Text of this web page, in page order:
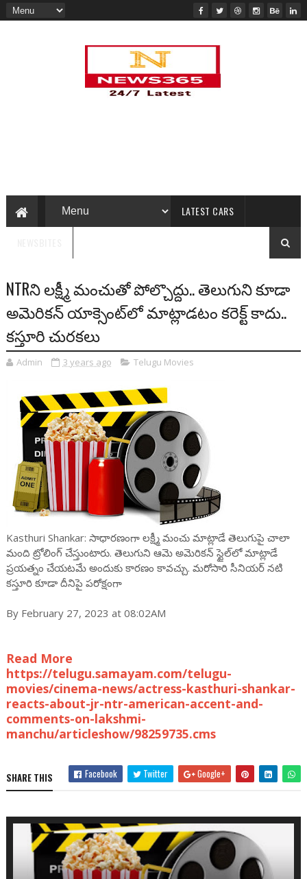
LATEST CARS
NTRని లక్ష్మీ మంచుతో పోల్చొద్దు.. తెలుగుని కూడా
అమెరికన్ యాక్సెంట్‌లో మాట్లాడ‌టం క‌రెక్ట్ కాదు..
క‌స్తూరి చుర‌క‌లు
Admin 3 years ago Telugu Movies
Kasthuri Shankar: సాధార‌ణంగా లక్ష్మీ మంచు మాట్లాడే తెలుగుపై చాలా
మంది ట్రోలింగ్ చేస్తుంటారు. తెలుగుని ఆమె అమెరిక‌న్ స్టైల్‌లో మాట్లాడే
ప్ర‌య‌త్నం చేయ‌ట‌మే అందుకు కార‌ణం కావ‌చ్చు. మ‌రోసారి సీనియ‌ర్ న‌టి
క‌స్తూరి కూడా దీనిపై ప‌రోక్షంగా
By February 27, 2023 at 08:02AM
Read More
https://telugu.samayam.com/telugu-
movies/cinema-news/actress-kasthuri-shankar-
reacts-about-jr-ntr-american-accent-and-
comments-on-lakshmi-
manchu/articleshow/98259735.cms
SHARE THIS Facebook Twitter Google+